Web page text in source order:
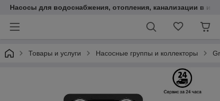
Насосы для водоснабжения, отопления, канализации в
Товары и услуги Насосные группы и коллекторы